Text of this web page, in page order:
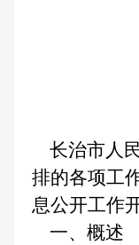
长治市人
排的各项工
息公开工作
一、概述